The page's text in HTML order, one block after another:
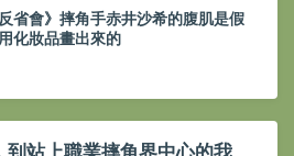
反省會》摔角手赤井沙希的腹肌是假
化妝品畫出來的
到站上職業摔角界中心的我